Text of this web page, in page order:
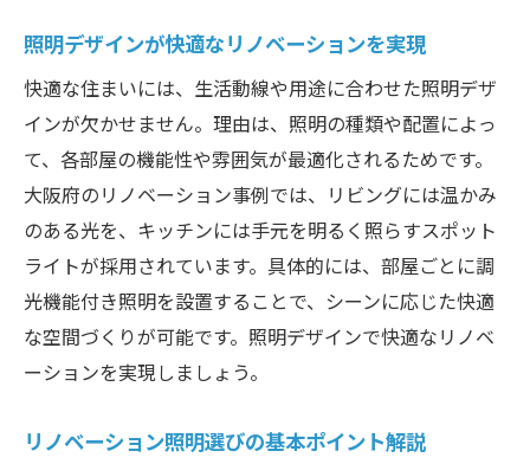
実現
大阪府の住まいに合うリノベーション照明
例
照明工夫で大阪府リノベーションを快適に
リノベーション照明の最新事例を大阪府で
紹介
空間演出に役立つ照明の選び方解説
リノベーション照明の選び方と空間演出術
各部屋別リノベーション照明選定のポイン
空間用途に合わせたリノベーション照明提
照明デザインが快適なリノベーションを実現
快適な住まいには、生活動線や用途に合わせた照明デザ
インが欠かせません。理由は、照明の種類や配置によっ
て、各部屋の機能性や雰囲気が最適化されるためです。
大阪府のリノベーション事例では、リビングには温かみ
のある光を、キッチンには手元を明るく照らすスポット
ライトが採用されています。具体的には、部屋ごとに調
光機能付き照明を設置することで、シーンに応じた快適
な空間づくりが可能です。照明デザインで快適なリノベ
ーションを実現しましょう。
リノベーション照明選びの基本ポイント解説